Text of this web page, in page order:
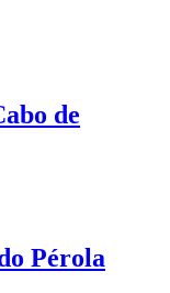
de
Pérola